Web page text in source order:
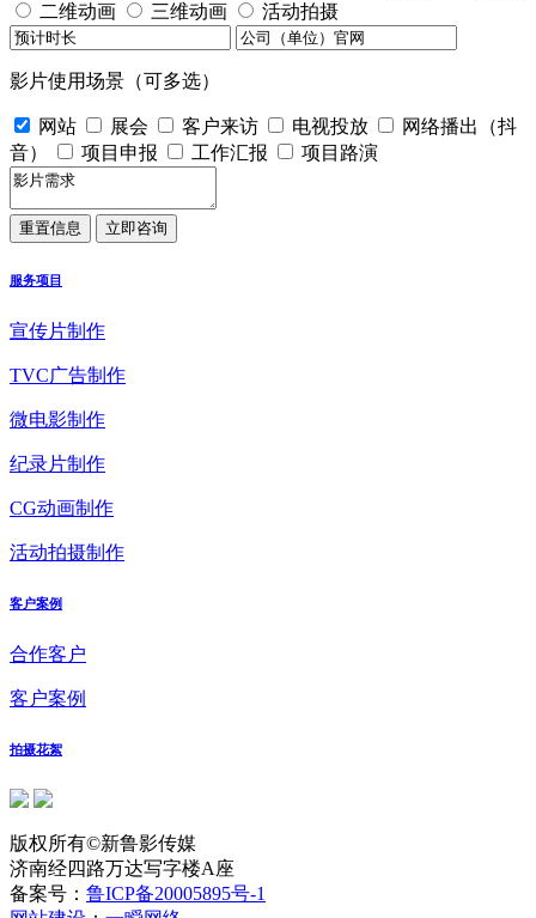
二维动画
三维动画 活动拍摄
影片使用场景（可多选）
网站 展会 客户来访 电视投放
网络播出（抖
音）
项目申报 工作汇报 项目路演
服务项目
宣传片制作
TVC广告制作
微电影制作
纪录片制作
CG动画制作
活动拍摄制作
客户案例
合作客户
客户案例
拍摄花絮
版权所有©新鲁影传媒
济南经四路万达写字楼A座
备案号： 鲁ICP备20005895号-1